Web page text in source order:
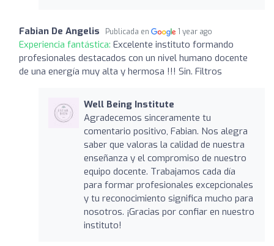
Fabian De Angelis Publicada en 1 year ago
Experiencia fantástica: Excelente instituto formando
profesionales destacados con un nivel humano docente
de una energía muy alta y hermosa !!! Sin. Filtros
Well Being Institute
Agradecemos sinceramente tu
comentario positivo, Fabian. Nos alegra
saber que valoras la calidad de nuestra
enseñanza y el compromiso de nuestro
equipo docente. Trabajamos cada día
para formar profesionales excepcionales
y tu reconocimiento significa mucho para
nosotros. ¡Gracias por confiar en nuestro
instituto!